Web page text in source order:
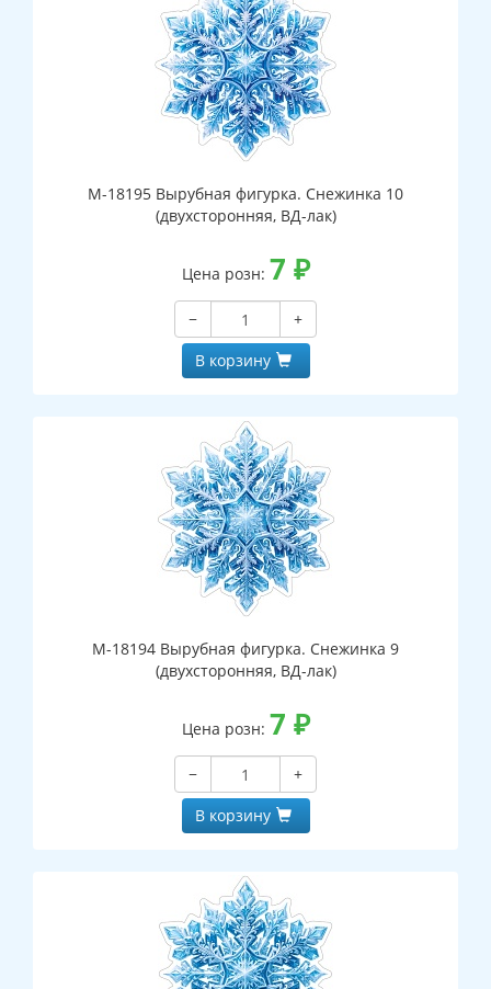
М-18195 Вырубная фигурка. Снежинка 10
(двухсторонняя, ВД-лак)
Цена розн: 7 ₽
−
+
В корзину
М-18194 Вырубная фигурка. Снежинка 9
(двухсторонняя, ВД-лак)
Цена розн: 7 ₽
−
+
В корзину